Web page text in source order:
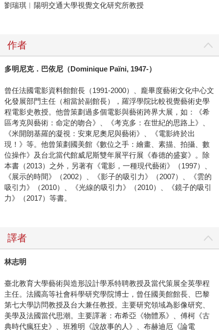
劉瑞琪︱陽明交通大學視覺文化研究所教授
作者
多明尼克．巴依尼（Dominique Païni, 1947-）
曾任法國電影資料館館長（1991-2000）、龐畢度藝術文化中心文
化發展部門主任（相當於副館長），羅浮學院比較視覺藝術史學
程電影史教授。他曾策劃過多個電影與藝術跨界大展，如：《希
區考克與藝術：命定的吻合》、《考克多：在世紀的思路上》、
《米開朗基羅的凝視：安東尼奧尼與藝術》、《電影終於出
現！》等。他曾策劃國美館《數位之手：繪畫、素描、拍攝、數
位操作》及台北當代館威尼斯雙年展平行展《春德的盛宴》。除
本書（2013）之外，另著有《電影，一種現代藝術》（1997）、
《展示的時間》（2002）、《影子的吸引力》（2007）、《雲的
吸引力》（2010）、《光線的吸引力》（2010）、《鏡子的吸引
力》（2017）等書。
譯者
林志明
臺北教育大學藝術與造形設計學系特聘教授及當代策展全英學程
主任。法國高等社會科學研究學院博士，曾任國美館館長、巴黎
第七大學訪問教授及台大兼任教授。主要研究領域為影像研究、
美學及法國當代思潮。主要譯著：布希亞《物體系》、傅柯《古
典時代瘋狂史》、班雅明《說故事的人》、布赫迪厄《論電